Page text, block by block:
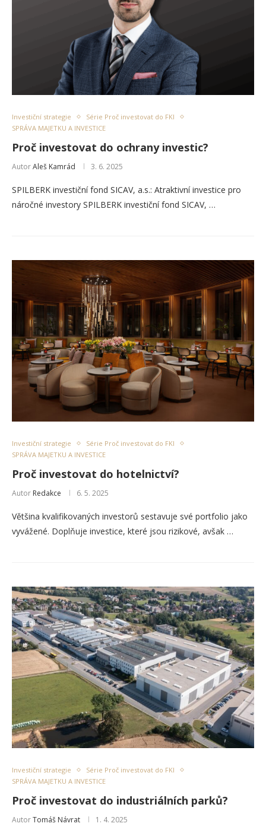
Investiční strategie
Série Proč investovat do FKI
SPRÁVA MAJETKU A INVESTICE
Proč investovat do ochrany investic?
AutorAleš Kamrád 3. 6. 2025
SPILBERK investiční fond SICAV, a.s.: Atraktivní investice pro
náročné investory SPILBERK investiční fond SICAV, …
Investiční strategie
Série Proč investovat do FKI
SPRÁVA MAJETKU A INVESTICE
Proč investovat do hotelnictví?
Autor Redakce 6. 5. 2025
Většina kvalifikovaných investorů sestavuje své portfolio jako
vyvážené. Doplňuje investice, které jsou rizikové, avšak …
Investiční strategie
Série Proč investovat do FKI
SPRÁVA MAJETKU A INVESTICE
Proč investovat do industriálních parků?
AutorTomáš Návrat 1. 4. 2025